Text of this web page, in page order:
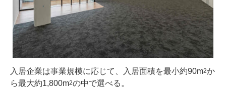
入居企業は事業規模に応じて、入居面積を最小約90m2か
ら最大約1,800m2の中で選べる。